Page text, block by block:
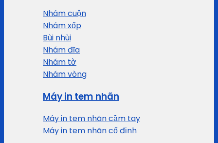
Nhám cuộn
Nhám xốp
Bùi nhùi
Nhám đĩa
Nhám tờ
Nhám vòng
Máy in tem nhãn
Máy in tem nhãn cầm tay
Máy in tem nhãn cố định